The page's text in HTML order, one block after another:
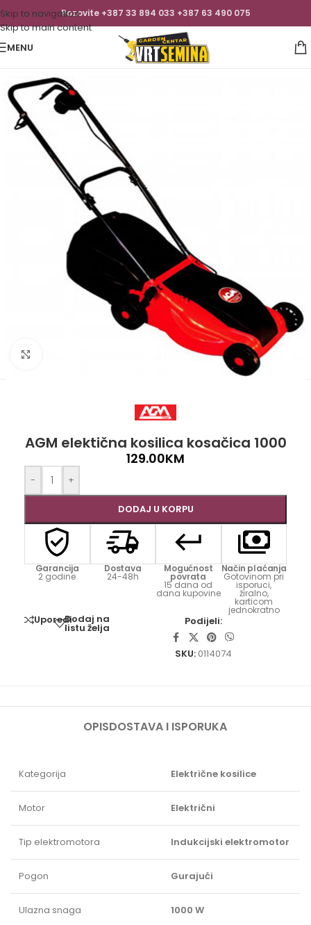
Skip to navigation
Skip to main content
Pozovite +387 33 894 033 +387 63 490 075
MENU
AGM elektična kosilica kosačica 1000
129.00KM
- +
DODAJ U KORPU
Garancija
2 godine
Dostava
24-48h
Mogućnost
povrata
15 dana od
dana kupovine
Način plaćanja
Gotovinom pri
isporuci,
žiralno,
karticom
jednokratno
UporediDodaj na
listu želja
Podijeli:
SKU: 0114074
OPISDOSTAVA I ISPORUKA
Kategorija Električne kosilice
Motor Električni
Tip elektromotora Indukcijski elektromotor
Pogon Gurajući
Ulazna snaga 1000 W